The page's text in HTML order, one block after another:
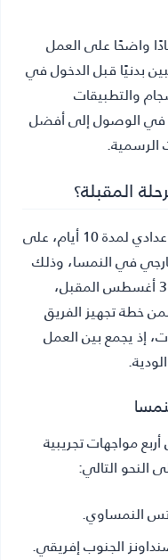
واضحًا على العمل
بدنيًا قبل الدخول في
والتطبيقات
في الوصول إلى أفضل
الرسمية.
المقبلة؟
تستمر المرحلة الأولى من البرنامج الإعدادي لمدة 10 أيام، على
في النمسا، وذلك
خلال الفترة من 15 يوليو الجاري حتى 3 أغسطس المقبل،
خطة تجهيز الفريق
إذ يجمع بين العمل
مواجهات تجريبية
التالي:
النمساوي.
الجنوب إفريقي.